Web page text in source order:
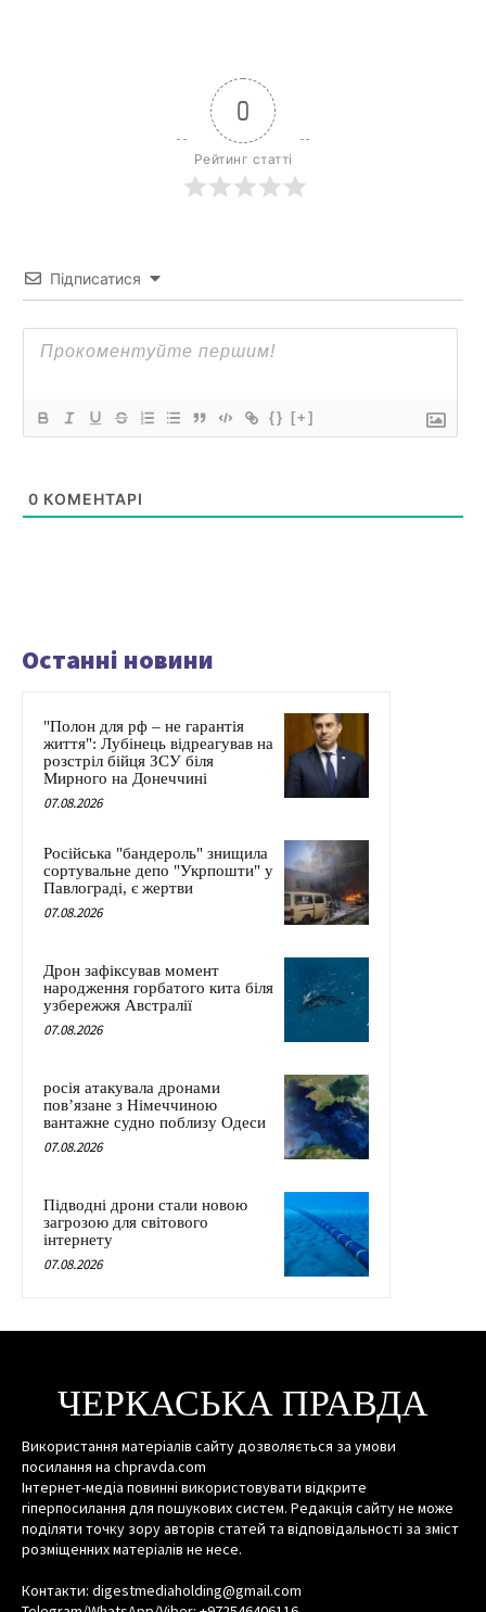
0
Рейтинг статті
Підписатися
{} [+]
0 КОМЕНТАРІ
Останні новини
"Полон для рф – не гарантія
життя": Лубінець відреагував на
розстріл бійця ЗСУ біля
Мирного на Донеччині
07.08.2026
Російська "бандероль" знищила
сортувальне депо "Укрпошти" у
Павлограді, є жертви
07.08.2026
Дрон зафіксував момент
народження горбатого кита біля
узбережжя Австралії
07.08.2026
росія атакувала дронами
пов’язане з Німеччиною
вантажне судно поблизу Одеси
07.08.2026
Підводні дрони стали новою
загрозою для світового
інтернету
07.08.2026
ЧЕРКАСЬКА ПРАВДА
Використання матеріалів сайту дозволяється за умови
посилання на chpravda.com
Інтернет-медіа повинні використовувати відкрите
гіперпосилання для пошукових систем. Редакція сайту не може
поділяти точку зору авторів статей та відповідальності за зміст
розміщенних матеріалів не несе.
Контакти: digestmediaholding@gmail.com